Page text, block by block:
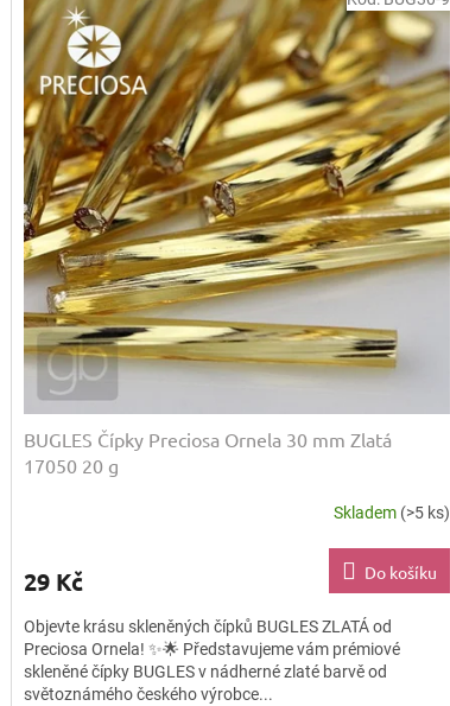
BUGLES Čípky Preciosa Ornela 30 mm Zlatá
17050 20 g
Skladem (>5 ks)
29 Kč Do košíku
Objevte krásu skleněných čípků BUGLES ZLATÁ od
Preciosa Ornela! ✨🌟 Představujeme vám prémiové
skleněné čípky BUGLES v nádherné zlaté barvě od
světoznámého českého výrobce...